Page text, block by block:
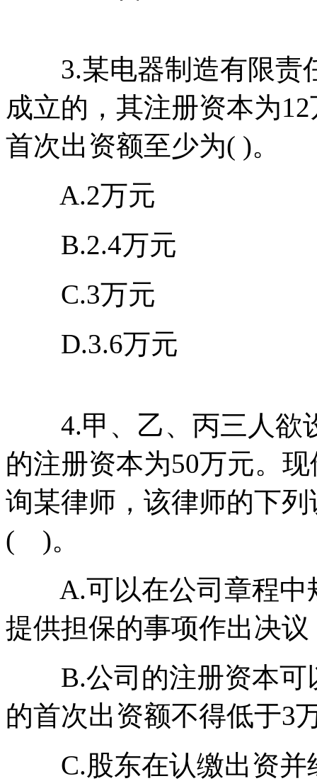
3.某电器制造有限责
成立的，其注册资本为
首次出资额至少为( )。
A.2万元
B.2.4万元
C.3万元
D.3.6万元
4.甲、乙、丙三人欲
的注册资本为50万元。
询某律师，该律师的下
( )。
A.可以在公司章程中
提供担保的事项作出决议
B.公司的注册资本可
的首次出资额不得低于3
C.股东在认缴出资并